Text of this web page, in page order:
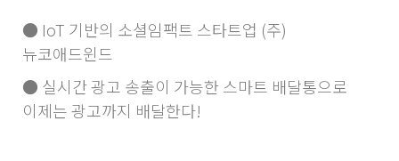
● IoT 기반의 소셜임팩트 스타트업 (주)
뉴코애드윈드
● 실시간 광고 송출이 가능한 스마트 배달통으로
이제는 광고까지 배달한다!